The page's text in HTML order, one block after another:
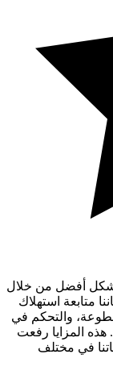
بشكل أفضل من خلال
متابعة استهلاك
والتحكم في
هذه المزايا رفعت
في مختلف